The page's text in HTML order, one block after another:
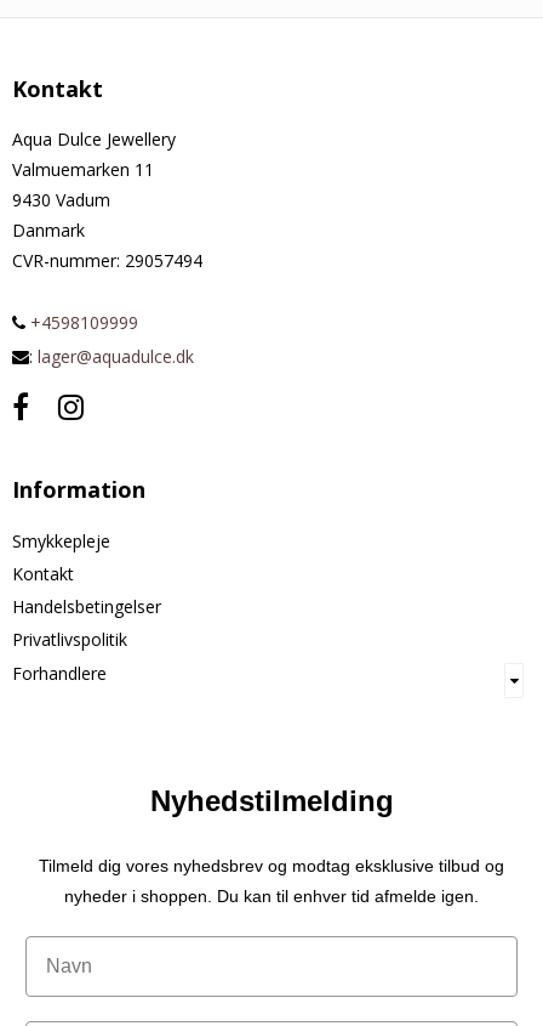
Kontakt
Aqua Dulce Jewellery
Valmuemarken 11
9430 Vadum
Danmark
CVR-nummer: 29057494
+4598109999
: lager@aquadulce.dk
Information
Smykkepleje
Kontakt
Handelsbetingelser
Privatlivspolitik
Forhandlere
Nyhedstilmelding
Tilmeld dig vores nyhedsbrev og modtag eksklusive tilbud og
nyheder i shoppen. Du kan til enhver tid afmelde igen.
Navn